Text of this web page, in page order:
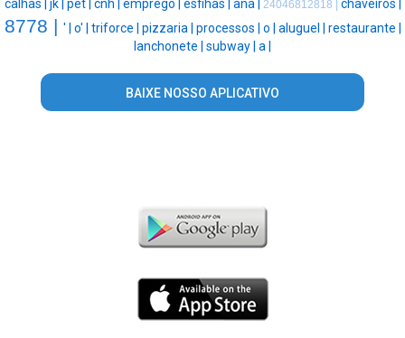
calhas | jk | pet | cnh | emprego | esfihas | ana | 24046812818 | chaveiros |
8778 | ' | o' | triforce | pizzaria | processos | o | aluguel | restaurante |
lanchonete | subway | a |
BAIXE NOSSO APLICATIVO